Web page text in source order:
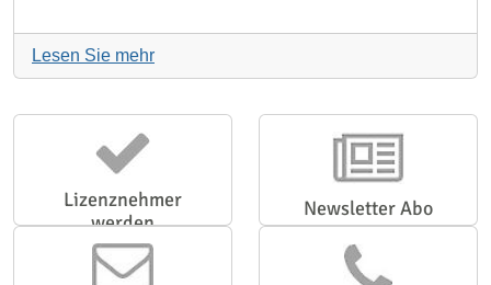
Lesen Sie mehr
Lizenznehmer
werden
Newsletter Abo